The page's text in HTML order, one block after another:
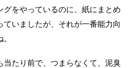
グをやっているのに、紙にまとめ
ていましたが、それが一番能力向
たり前で、つまらなくて、泥臭